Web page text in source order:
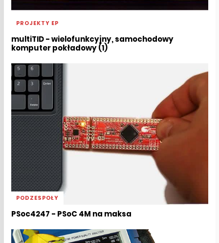
PROJEKTY EP
multiTID - wielofunkcyjny, samochodowy
komputer pokładowy (1)
PODZESPOŁY
PSoc4247 - PSoC 4M na maksa